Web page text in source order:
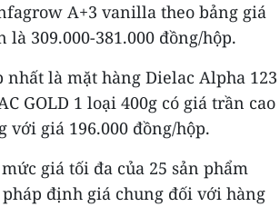
A+3 vanilla theo bảng giá
309.000-381.000 đồng/hộp.
là mặt hàng Dielac Alpha 123
GOLD 1 loại 400g có giá trần cao
giá 196.000 đồng/hộp.
giá tối đa của 25 sản phẩm
định giá chung đối với hàng